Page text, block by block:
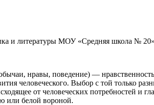
и литературы МОУ «Средняя школа № 20»
нравы, поведение) —
человеческого. Выбор с той только
от человеческих потребностей и
или белой вороной.